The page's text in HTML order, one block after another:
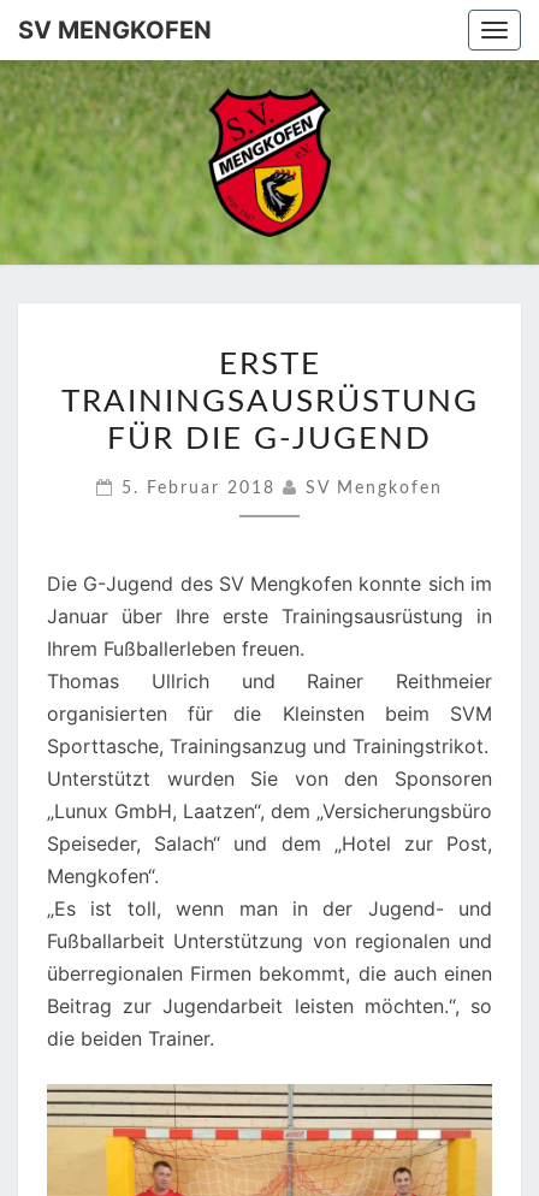
SV MENGKOFEN
SV
FÜR
DIE
JUGEND
ERSTE
TRAININGSAUSRÜSTUNG
FÜR DIE G-JUGEND
5. Februar 2018 SV Mengkofen
Die G-Jugend des SV Mengkofen konnte sich im
Januar über Ihre erste Trainingsausrüstung in
Ihrem Fußballerleben freuen.
Thomas Ullrich und Rainer Reithmeier
organisierten für die Kleinsten beim SVM
Sporttasche, Trainingsanzug und Trainingstrikot.
Unterstützt wurden Sie von den Sponsoren
„Lunux GmbH, Laatzen“, dem „Versicherungsbüro
Speiseder, Salach“ und dem „Hotel zur Post,
Mengkofen“.
„Es ist toll, wenn man in der Jugend- und
Fußballarbeit Unterstützung von regionalen und
überregionalen Firmen bekommt, die auch einen
Beitrag zur Jugendarbeit leisten möchten.“, so
die beiden Trainer.